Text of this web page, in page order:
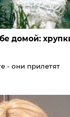
домой:
- они прилетят